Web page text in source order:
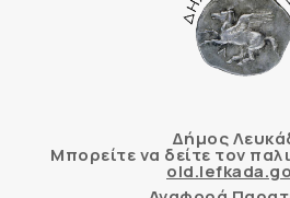
Δήμος
Μπορείτε να δείτε τον